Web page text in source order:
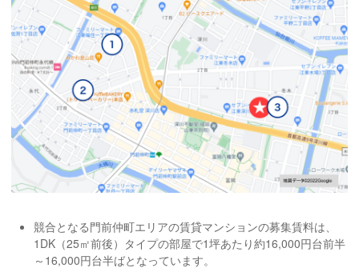
競合となる門前仲町エリアの賃貸マンションの募集賃料は、
1DK（25㎡前後）タイプの部屋で1坪あたり約16,000円台前半
～16,000円台半ばとなっています。